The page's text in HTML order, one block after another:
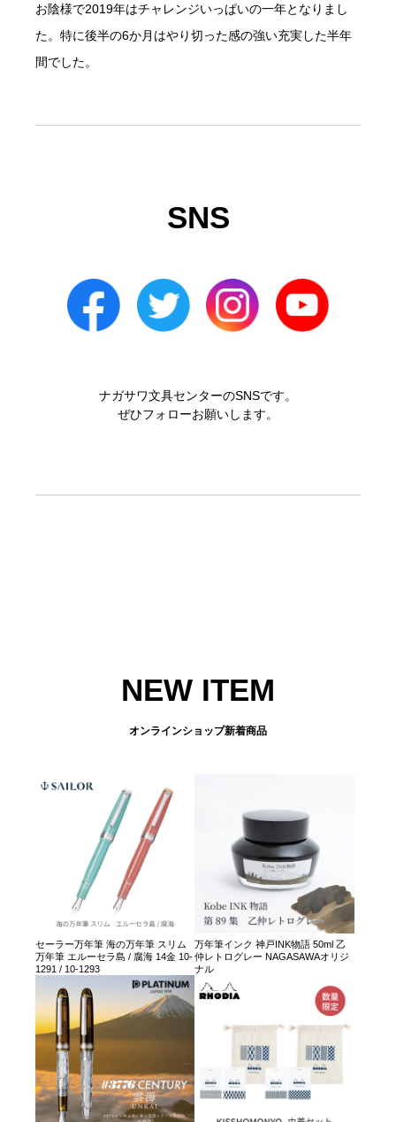
お陰様で2019年はチャレンジいっぱいの一年となりまし
た。特に後半の6か月はやり切った感の強い充実した半年
間でした。
SNS
ナガサワ文具センターのSNSです。
ぜひフォローお願いします。
NEW ITEM
オンラインショップ新着商品
セーラー万年筆 海の万年筆 スリム
万年筆 エルーセラ島 / 腐海 14金 10-
1291 / 10-1293
万年筆インク 神戸INK物語 50ml 乙
仲レトログレー NAGASAWAオリジ
ナル